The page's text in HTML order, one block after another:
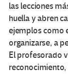
las lecciones
huella y abren
ejemplos como
organizarse, a
El profesorado